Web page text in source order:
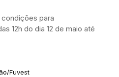
para
12h do dia 12 de maio até
Fuvest